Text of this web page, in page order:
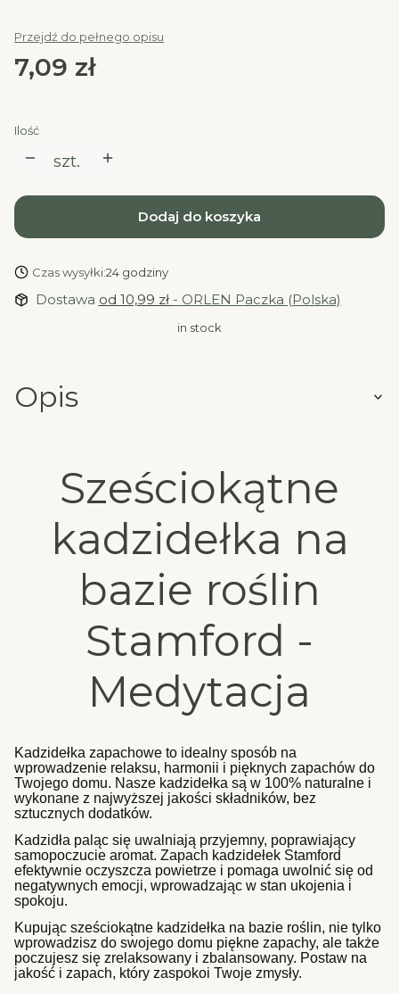
Przejdź do pełnego opisu
Cena
7,09 zł
Ilość
szt.
Dodaj do koszyka
Czas wysyłki:24 godziny
Dostawa od 10,99 zł - ORLEN Paczka (Polska)
in stock
Opis
Sześciokątne
kadzidełka na
bazie roślin
Stamford -
Medytacja
Kadzidełka zapachowe to idealny sposób na
wprowadzenie relaksu, harmonii i pięknych zapachów do
Twojego domu. Nasze kadzidełka są w 100% naturalne i
wykonane z najwyższej jakości składników, bez
sztucznych dodatków.
Kadzidła paląc się uwalniają przyjemny, poprawiający
samopoczucie aromat. Zapach kadzidełek Stamford
efektywnie oczyszcza powietrze i pomaga uwolnić się od
negatywnych emocji, wprowadzając w stan ukojenia i
spokoju.
Kupując sześciokątne kadzidełka na bazie roślin, nie tylko
wprowadzisz do swojego domu piękne zapachy, ale także
poczujesz się zrelaksowany i zbalansowany. Postaw na
jakość i zapach, który zaspokoi Twoje zmysły.